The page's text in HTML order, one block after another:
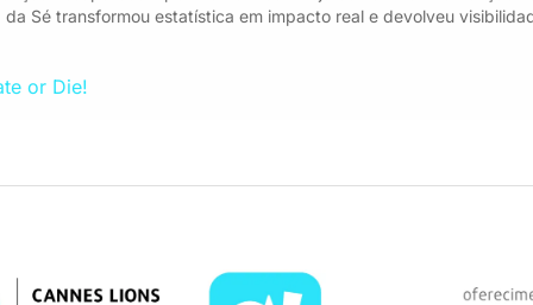
da Sé transformou estatística em impacto real e devolveu
or Die!